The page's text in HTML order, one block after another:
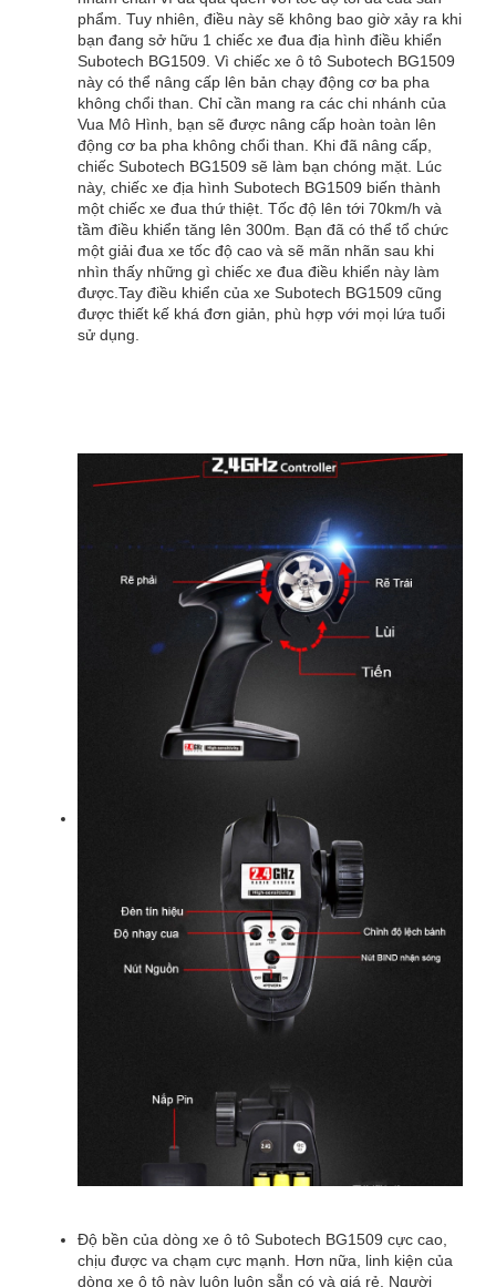
phẩm. Tuy nhiên, điều này sẽ không bao giờ xảy ra khi
bạn đang sở hữu 1 chiếc xe đua địa hình điều khiển
Subotech BG1509. Vì chiếc xe ô tô Subotech BG1509
này có thể nâng cấp lên bản chạy động cơ ba pha
không chổi than. Chỉ cần mang ra các chi nhánh của
Vua Mô Hình, bạn sẽ được nâng cấp hoàn toàn lên
động cơ ba pha không chổi than. Khi đã nâng cấp,
chiếc Subotech BG1509 sẽ làm bạn chóng mặt. Lúc
này, chiếc xe địa hình Subotech BG1509 biến thành
một chiếc xe đua thứ thiệt. Tốc độ lên tới 70km/h và
tầm điều khiển tăng lên 300m. Bạn đã có thể tổ chức
một giải đua xe tốc độ cao và sẽ mãn nhãn sau khi
nhìn thấy những gì chiếc xe đua điều khiển này làm
được.Tay điều khiển của xe Subotech BG1509 cũng
được thiết kế khá đơn giản, phù hợp với mọi lứa tuổi
sử dụng.
Độ bền của dòng xe ô tô Subotech BG1509 cực cao,
chịu được va chạm cực mạnh. Hơn nữa, linh kiện của
dòng xe ô tô này luôn luôn sẵn có và giá rẻ. Người